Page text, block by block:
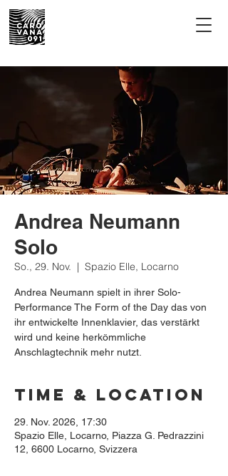
Andrea Neumann
Solo
So., 29. Nov.
  |
Spazio Elle, Locarno
Andrea Neumann spielt in ihrer Solo-
Performance The Form of the Day das von
ihr entwickelte Innenklavier, das verstärkt
wird und keine herkömmliche
Anschlagtechnik mehr nutzt.
Time & Location
29. Nov. 2026, 17:30
Spazio Elle, Locarno, Piazza G. Pedrazzini
12, 6600 Locarno, Svizzera